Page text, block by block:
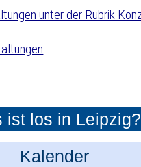
ist los in Leipzig?
Kalender